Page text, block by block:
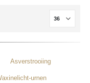
Asverstrooiing
urnen